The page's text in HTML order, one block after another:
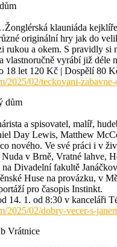
klauniáda
originální hry jak do
rukou a okem. S pravidly
vlastnoručně vyrábí již déle
18 let 120 Kč | Dospělí 80
2025/02/teckovani-
dům
a spisovatel, malíř,
Day Lewis, Matthew
nového. Ve své práci i v
v Brně, Vratné lahve,
Divadelní fakultě
Huse na provázku, v
pro časopis Instinkt.
14. 1. od 8:30 v kanceláři
2025/02/dobry-vecer-s-
Vrátnice